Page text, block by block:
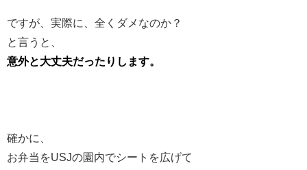
ですが、実際に、全くダメなのか？
と言うと、
意外と大丈夫だったりします。
確かに、
お弁当をUSJの園内でシートを広げて